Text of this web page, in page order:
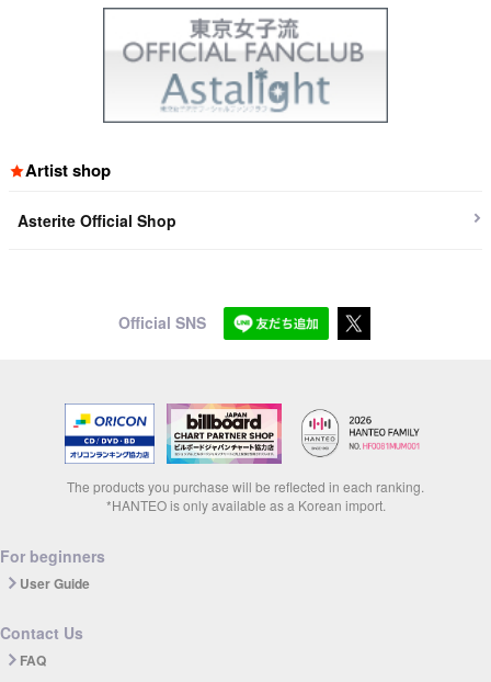
Artist shop
Asterite Official Shop
Official SNS
The products you purchase will be reflected in each ranking.
*HANTEO is only available as a Korean import.
For beginners
User Guide
Contact Us
FAQ